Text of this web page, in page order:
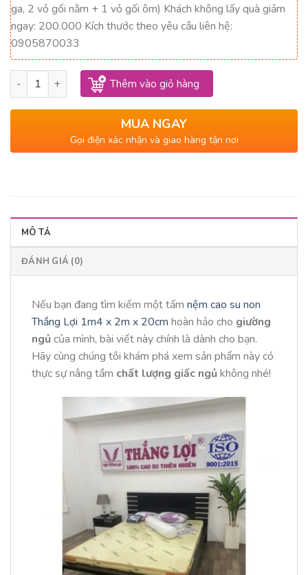
ga, 2 vỏ gối nằm + 1 vỏ gối ôm) Khách không lấy quà giảm
ngay: 200.000 Kích thước theo yêu cầu liên hệ:
0905870033
Nệm cao su non Thắng Lợi 1m4 x 2m x 20cm số lượng
Thêm vào giỏ hàng
MUA NGAY
Gọi điện xác nhận và giao hàng tận nơi
MÔ TẢ
ĐÁNH GIÁ (0)
Nếu bạn đang tìm kiếm một tấm nệm cao su non
Thắng Lợi 1m4 x 2m x 20cm hoàn hảo cho giường
ngủcủa mình, bài viết này chính là dành cho bạn.
Hãy cùng chúng tôi khám phá xem sản phẩm này có
thực sự nâng tầm chất lượng giấc ngủkhông nhé!